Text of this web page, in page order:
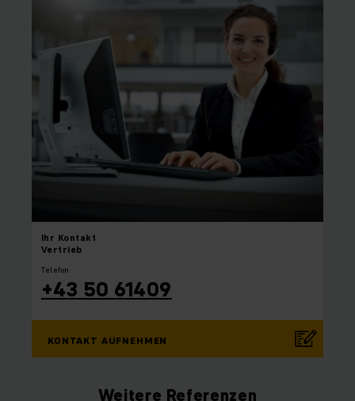
Ihr Kontakt
Vertrieb
Telefon
+43 50 61409
KONTAKT AUFNEHMEN
Weitere Referenzen